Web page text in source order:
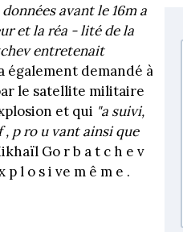
avant le 16m a
et la réa - lité de la
entretenait
également demandé à
le satellite militaire
et qui "a suivi,
p ro u vant ainsi que
Go r b a t c h e v
l o s i ve m ê m e .